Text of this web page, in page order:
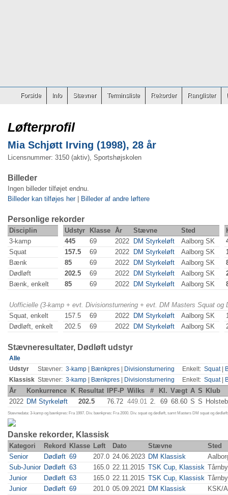
Forside Info Stævner Terminsliste Rekorder Ranglister
Løfterprofil
Mia Schjøtt Irving (1998), 28 år
Licensnummer: 3150 (aktiv), Sportshøjskolen
Billeder
Ingen billeder tilføjet endnu.
Billeder kan tilføjes her| Billeder af andre løftere
Personlige rekorder
Disciplin Udstyr Klasse År Stævne Sted
3-kamp
445 69 2022 DM Styrkeløft Aalborg SK
Squat
157.5 69 2022 DM Styrkeløft Aalborg SK
Bænk
85 69 2022 DM Styrkeløft Aalborg SK
Dødløft
202.5 69 2022 DM Styrkeløft Aalborg SK
Bænk, enkelt
85 69 2022 DM Styrkeløft Aalborg SK
Uofficielle (3-kamp + evt. Divisionsturnering + evt. DM Masters Squat
Squat, enkelt
157.5 69 2022 DM Styrkeløft Aalborg SK
Dødløft, enkelt
202.5 69 2022 DM Styrkeløft Aalborg SK
Stævneresultater, Dødløft udstyr
Alle
Udstyr
Stævner: 3-kamp Bænkpres Divisionsturnering Enkelt: Squat|
Klassisk Stævner: 3-kamp Bænkpres Divisionsturnering Enkelt: Squat|
År Konkurrence K Resultat IPF-P Wilks # Kl. Vægt A S Klub
2022 DM Styrkeløft 202.5 76.72 449.01 2. 69 68.60 S S
Stævnedata: 3-kamp og bænkpres: Fra 1997. Div. bænkpres: Fra 2000. Div. squat og dødløft, samt Masters DM squat og
Danske rekorder, Klassisk
Kategori Rekord Klasse Løft Dato Stævne
Sted
Senior
Dødløft 69 207.0 24.06.2023 DM Klassisk
Sub-Junior Dødløft 63 165.0 22.11.2015 TSK Cup, Klassisk Tårnby
Junior
Dødløft 63 165.0 22.11.2015 TSK Cup, Klassisk Tårnby
Junior
Dødløft 69 201.0 05.09.2021 DM Klassisk KSK/